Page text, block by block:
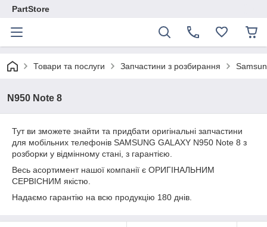
PartStore
Товари та послуги Запчастини з розбирання
N950 Note 8
Тут ви зможете знайти та придбати оригінальні запчастини
для мобільних телефонів SAMSUNG GALAXY N950 Note 8 з
розборки у відмінному стані, з гарантією.
Весь асортимент нашої компанії є ОРИГІНАЛЬНИМ
СЕРВІСНИМ якістю.
Надаємо гарантію на всю продукцію 180 днів.